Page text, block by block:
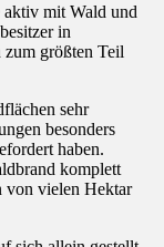
aktiv mit Wald und
in
zum größten Teil
sehr
besonders
haben.
komplett
von vielen Hektar